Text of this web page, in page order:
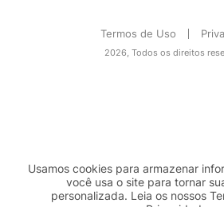
Termos de Uso
2026, Todos os direitos
Usamos cookies para armazenar
você usa o site para tornar
personalizada. Leia os nossos